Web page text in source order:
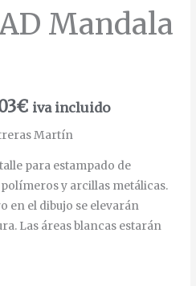
Mandala
€ iva incluido
Martín
para estampado de
y arcillas metálicas.
en el dibujo se elevarán
Las áreas blancas estarán